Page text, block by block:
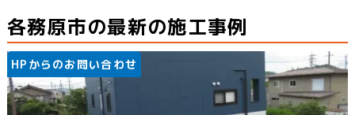
各務原市の最新の施工事例
HPからのお問い合わせ